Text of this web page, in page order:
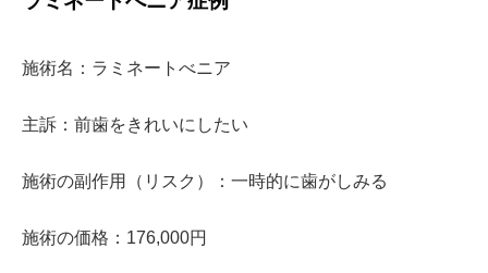
施術名：ラミネートべニア
主訴：前歯をきれいにしたい
施術の副作用（リスク）：一時的に歯がしみる
施術の価格：176,000円